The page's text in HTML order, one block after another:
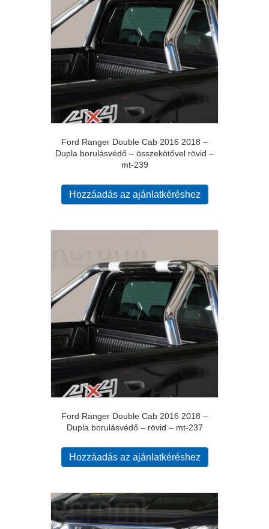
Ford Ranger Double Cab 2016 2018 –
Dupla borulásvédő – összekötővel rövid –
mt-239
Hozzáadás az ajánlatkéréshez
Ford Ranger Double Cab 2016 2018 –
Dupla borulásvédő – rövid – mt-237
Hozzáadás az ajánlatkéréshez